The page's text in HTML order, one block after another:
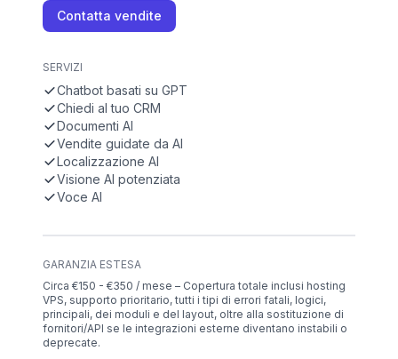
Contatta vendite
SERVIZI
Chatbot basati su GPT
Chiedi al tuo CRM
Documenti AI
Vendite guidate da AI
Localizzazione AI
Visione AI potenziata
Voce AI
GARANZIA ESTESA
Circa €150 - €350 / mese – Copertura totale inclusi hosting
VPS, supporto prioritario, tutti i tipi di errori fatali, logici,
principali, dei moduli e del layout, oltre alla sostituzione di
fornitori/API se le integrazioni esterne diventano instabili o
deprecate.